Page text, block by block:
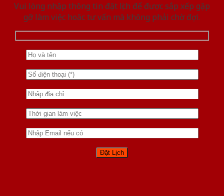
Vui lòng nhập thông tin đặt lịch để được sắp xếp gặp
gỡ làm việc hoăc tư vấn mà không phải chờ đợi.